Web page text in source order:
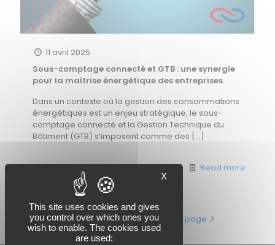
11 avril 2025
Sous-comptage connecté et GTB : une synergie
pour la maîtrise énergétique des entreprises
Dans un contexte où la gestion des consommations
énergétiques est un enjeu stratégique, le sous-
comptage connecté et la Gestion Technique du
Bâtiment (GTB) s’imposent comme des […]
0 Read more
1 2 3 Next page
X
This site uses cookies and gives
you control over which ones you
wish to enable. The cookies used
are used: